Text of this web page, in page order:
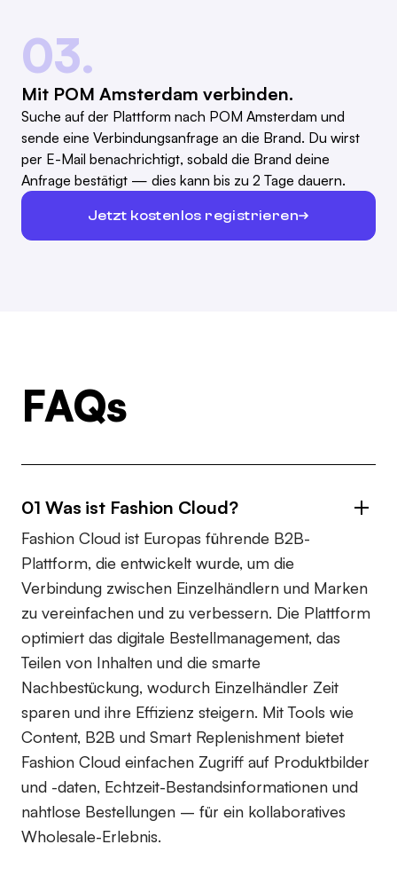
03.
Mit POM Amsterdam verbinden.
Suche auf der Plattform nach POM Amsterdam und
sende eine Verbindungsanfrage an die Brand. Du wirst
per E-Mail benachrichtigt, sobald die Brand deine
Anfrage bestätigt — dies kann bis zu 2 Tage dauern.
Jetzt kostenlos registrieren
FAQs
01 Was ist Fashion Cloud?
Fashion Cloud ist Europas führende B2B-
Plattform, die entwickelt wurde, um die
Verbindung zwischen Einzelhändlern und Marken
zu vereinfachen und zu verbessern. Die Plattform
optimiert das digitale Bestellmanagement, das
Teilen von Inhalten und die smarte
Nachbestückung, wodurch Einzelhändler Zeit
sparen und ihre Effizienz steigern. Mit Tools wie
Content, B2B und Smart Replenishment bietet
Fashion Cloud einfachen Zugriff auf Produktbilder
und -daten, Echtzeit-Bestandsinformationen und
nahtlose Bestellungen – für ein kollaboratives
Wholesale-Erlebnis.